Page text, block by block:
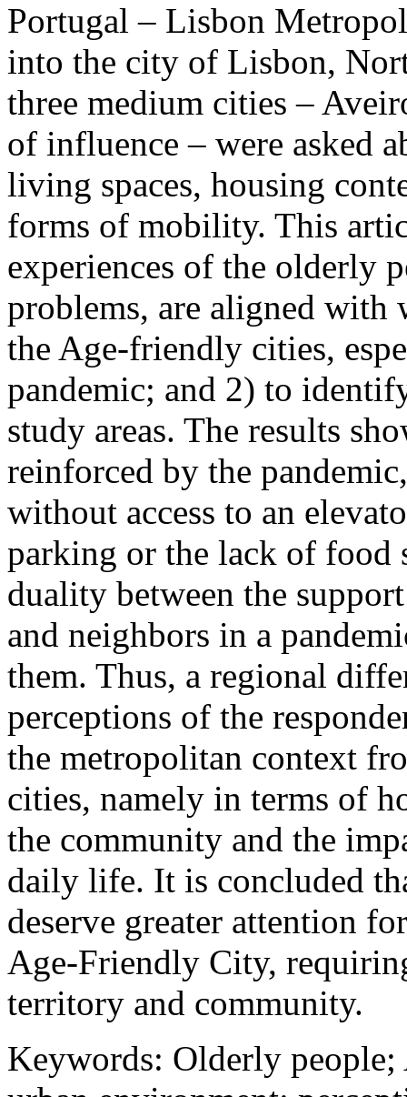
Portugal – Lisbon
into the city of Lisbon,
three medium cities –
of influence – were asked
living spaces, housing
forms of mobility. This
experiences of the olderly
problems, are aligned with
the Age-friendly cities,
pandemic; and 2) to
study areas. The results
reinforced by the
without access to an
parking or the lack of food
duality between the
and neighbors in a
them. Thus, a regional
perceptions of the
the metropolitan context
cities, namely in terms of
the community and the
daily life. It is concluded
deserve greater attention
Age-Friendly City,
territory and community.
Keywords: Olderly